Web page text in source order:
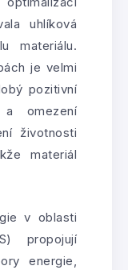
uhlíková
materiálu.
je velmi
pozitivní
omezení
životnosti
materiál
v oblasti
propojují
energie,